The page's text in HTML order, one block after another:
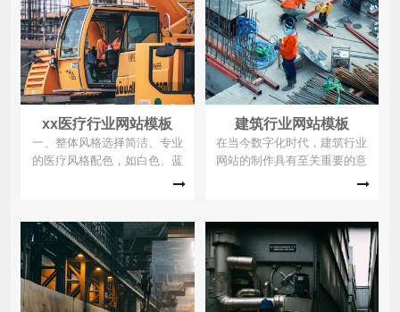
其技术感，比如现代化的图标
和流畅的交互效果。医生和患
者通过视频进行远程会诊的画
面，体现远程医疗技术。患者
在电脑或手机上
其技术感，比如现代化的图标
和流畅的交互效果。医生和患
者通过视频进行远程会诊的画
面，体现远程医疗技术。患者
在电脑或手机上
xx医疗行业网站模板
一、整体风格选择简洁、专业
的医疗风格配色，如白色、蓝
色、绿色等为主色调，营造出
行业网站首页截图，展示简洁
的界面和清晰的导航栏，突出
其技术感，比如现代化的图标
和流畅的交互效果。医生和患
者通过视频进行远程会诊的画
建筑行业网站模板
在当今数字化时代，建筑行业
网站的制作具有至关重要的意
义。对于建筑企业来说，一个
展示企业的过往项目案例，包
括精美的图片和详细的项目介
绍，让潜在客户直观地了解企
业的施工能力和质量水平。同
时，网站还能介绍企业的核心